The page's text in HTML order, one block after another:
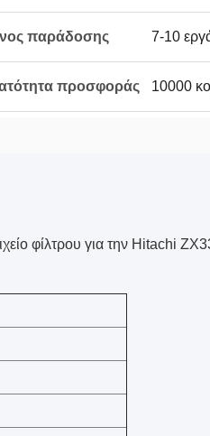
παράδοσης 7-10
προσφοράς 10000
φίλτρου για την Hitachi